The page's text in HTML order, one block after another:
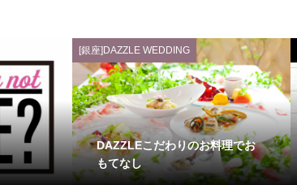
[銀座]DAZZLE WEDDING
DAZZLEこだわりのお料理でお
もてなし